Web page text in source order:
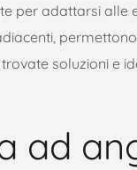
per adattarsi alle
soluzioni e
ad